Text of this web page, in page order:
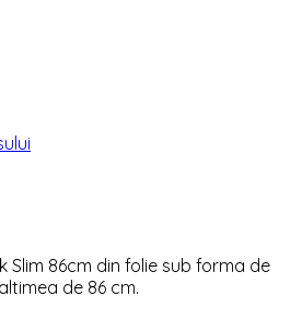
Slim 86cm din folie sub forma de
de 86 cm.